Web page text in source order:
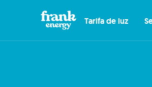
Tarifa de luz